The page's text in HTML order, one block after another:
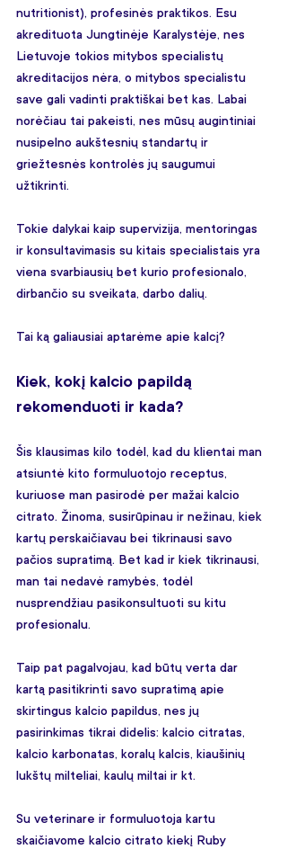
nutritionist), profesinės praktikos. Esu
akredituota Jungtinėje Karalystėje, nes
Lietuvoje tokios mitybos specialistų
akreditacijos nėra, o mitybos specialistu
save gali vadinti praktiškai bet kas. Labai
norėčiau tai pakeisti, nes mūsų augintiniai
nusipelno aukštesnių standartų ir
griežtesnės kontrolės jų saugumui
užtikrinti.
Tokie dalykai kaip supervizija, mentoringas
ir konsultavimasis su kitais specialistais yra
viena svarbiausių bet kurio profesionalo,
dirbančio su sveikata, darbo dalių.
Tai ką galiausiai aptarėme apie kalcį?
Kiek, kokį kalcio papildą
rekomenduoti ir kada?
Šis klausimas kilo todėl, kad du klientai man
atsiuntė kito formuluotojo receptus,
kuriuose man pasirodė per mažai kalcio
citrato. Žinoma, susirūpinau ir nežinau, kiek
kartų perskaičiavau bei tikrinausi savo
pačios supratimą. Bet kad ir kiek tikrinausi,
man tai nedavė ramybės, todėl
nusprendžiau pasikonsultuoti su kitu
profesionalu.
Taip pat pagalvojau, kad būtų verta dar
kartą pasitikrinti savo supratimą apie
skirtingus kalcio papildus, nes jų
pasirinkimas tikrai didelis: kalcio citratas,
kalcio karbonatas, koralų kalcis, kiaušinių
lukštų milteliai, kaulų miltai ir kt.
Su veterinare ir formuluotoja kartu
skaičiavome kalcio citrato kiekį Ruby